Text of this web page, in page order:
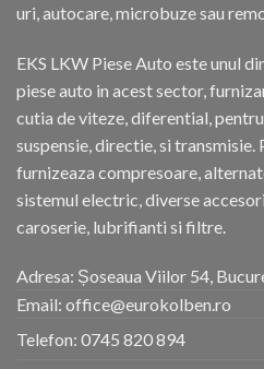
uri, autocare, microbuze sau
EKS LKW Piese Auto este unul
piese auto in acest sector,
cutia de viteze, diferential,
suspensie, directie, si transmisie.
furnizeaza compresoare,
sistemul electric, diverse
caroserie, lubrifianti si filtre.
Adresa: Șoseaua Viilor 54,
Email: office@eurokolben.ro
Telefon: 0745 820 894